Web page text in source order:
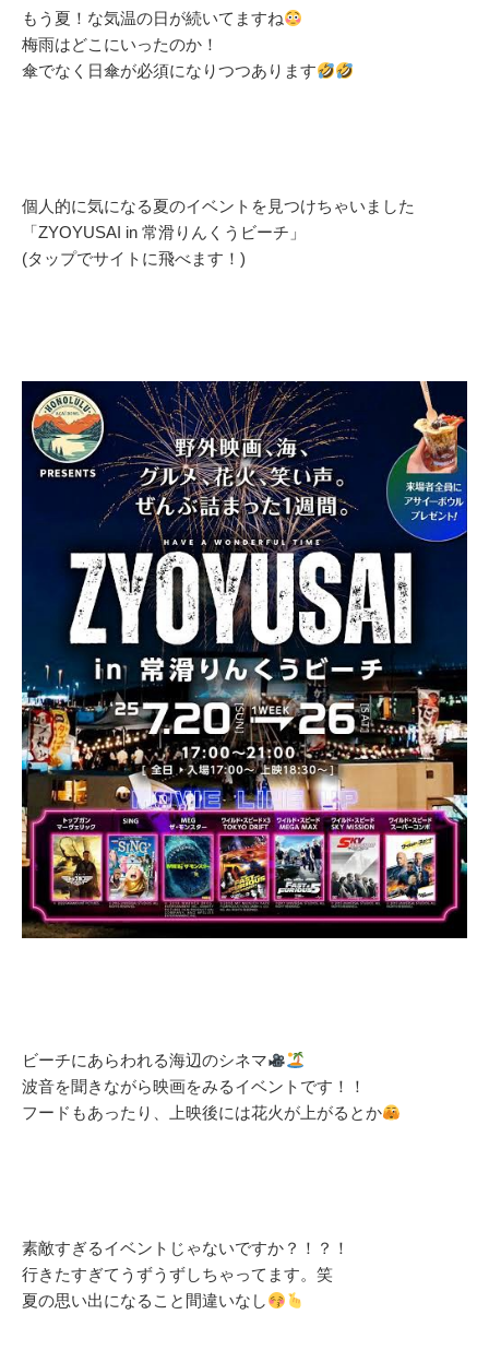
もう夏！な気温の日が続いてますね
梅雨はどこにいったのか！
傘でなく日傘が必須になりつつあります
個人的に気になる夏のイベントを見つけちゃいました
「ZYOYUSAI in 常滑りんくうビーチ」
(タップでサイトに飛べます！)
ビーチにあらわれる海辺のシネマ
波音を聞きながら映画をみるイベントです！！
フードもあったり、上映後には花火が上がるとか
素敵すぎるイベントじゃないですか？！？！
行きたすぎてうずうずしちゃってます。笑
夏の思い出になること間違いなし